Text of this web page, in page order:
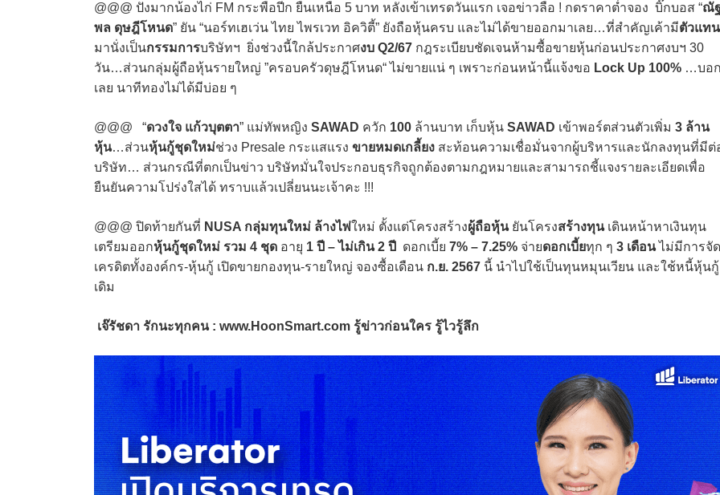
@@@ ปังมากน้องไก่ FM กระพือปีก ยืนเหนือ 5 บาท หลังเข้าเทรดวันแรก เจอข่าวลือ ! กดราคาต่ำจอง บิ๊กบอส “ณั
พล ดุษฎีโหนด” ยัน “นอร์ทเฮเว่น ไทย ไพรเวท อิควิตี้” ยังถือหุ้นครบ และไม่ได้ขายออกมาเลย…ที่สำคัญเค้ามีตัวแทน
มานั่งเป็นกรรมการบริษัทฯ ยิ่งช่วงนี้ใกล้ประกาศงบ Q2/67 กฎระเบียบชัดเจนห้ามซื้อขายหุ้นก่อนประกาศงบฯ 30
วัน…ส่วนกลุ่มผู้ถือหุ้นรายใหญ่ ”ครอบครัวดุษฎีโหนด“ ไม่ขายแน่ ๆ เพราะก่อนหน้านี้แจ้งขอ Lock Up 100% …บอ
เลย นาทีทองไม่ได้มีบ่อย ๆ
@@@ “ดวงใจ แก้วบุตตา” แม่ทัพหญิง SAWAD ควัก 100 ล้านบาท เก็บหุ้น SAWAD เข้าพอร์ตส่วนตัวเพิ่ม 3 ล้าน
หุ้น…ส่วนหุ้นกู้ชุดใหม่ช่วง Presale กระแสแรง ขายหมดเกลี้ยง สะท้อนความเชื่อมั่นจากผู้บริหารและนักลงทุนที่มีต่
บริษัท… ส่วนกรณีที่ตกเป็นข่าว บริษัทมั่นใจประกอบธุรกิจถูกต้องตามกฎหมายและสามารถชี้แจงรายละเอียดเพื่อ
ยืนยันความโปร่งใสได้ ทราบแล้วเปลี่ยนนะเจ้าคะ !!!
@@@ ปิดท้ายกันที่ NUSA กลุ่มทุนใหม่ ล้างไพ่ใหม่ ตั้งแต่โครงสร้างผู้ถือหุ้นยันโครงสร้างทุนเดินหน้าหาเงินทุน
เตรียมออกหุ้นกู้ชุดใหม่ รวม 4 ชุด อายุ 1 ปี – ไม่เกิน 2 ปี ดอกเบี้ย 7% – 7.25% จ่ายดอกเบี้ยทุก ๆ 3 เดือนไม่มีการจัด
เครดิตทั้งองค์กร-หุ้นกู้ เปิดขายกองทุน-รายใหญ่ จองซื้อเดือน ก.ย. 2567 นี้ นำไปใช้เป็นทุนหมุนเวียน และใช้หนี้หุ้นกู้
เดิม
เจ๊รัชดา รักนะทุกคน : www.HoonSmart.com รู้ข่าวก่อนใคร รู้ไวรู้ลึก